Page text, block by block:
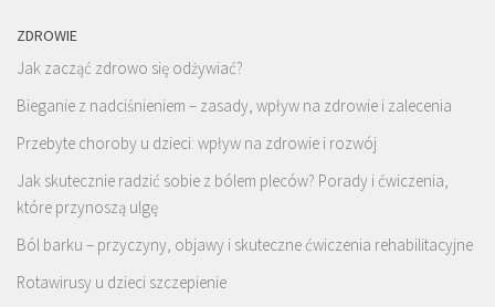
ZDROWIE
Jak zacząć zdrowo się odżywiać?
Bieganie z nadciśnieniem – zasady, wpływ na zdrowie i zalecenia
Przebyte choroby u dzieci: wpływ na zdrowie i rozwój
Jak skutecznie radzić sobie z bólem pleców? Porady i ćwiczenia,
które przynoszą ulgę
Ból barku – przyczyny, objawy i skuteczne ćwiczenia rehabilitacyjne
Rotawirusy u dzieci szczepienie